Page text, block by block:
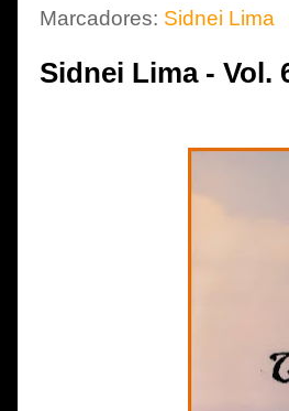
Marcadores: Sidnei Lima
Sidnei Lima - Vol.